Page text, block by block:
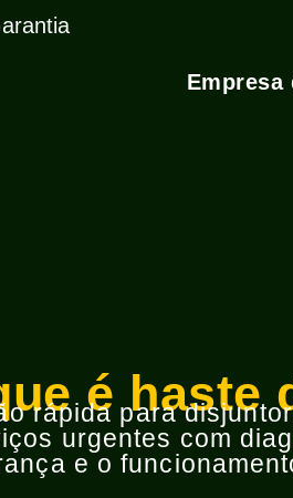
Empresa
é haste
rápida para
urgentes com
e o